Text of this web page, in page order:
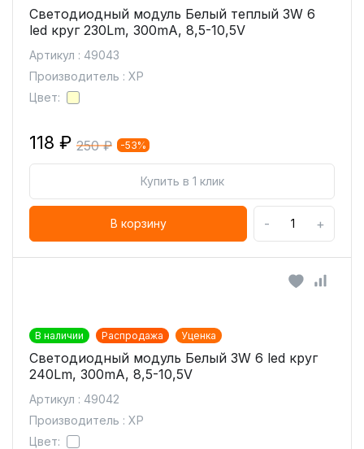
Светодиодный модуль Белый теплый 3W 6
led круг 230Lm, 300mA, 8,5-10,5V
Артикул : 49043
Производитель : XP
Цвет:
118 ₽ 250 ₽ -53%
Купить в 1 клик
В корзину - +
В наличии Распродажа Уценка
Светодиодный модуль Белый 3W 6 led круг
240Lm, 300mA, 8,5-10,5V
Артикул : 49042
Производитель : XP
Цвет: